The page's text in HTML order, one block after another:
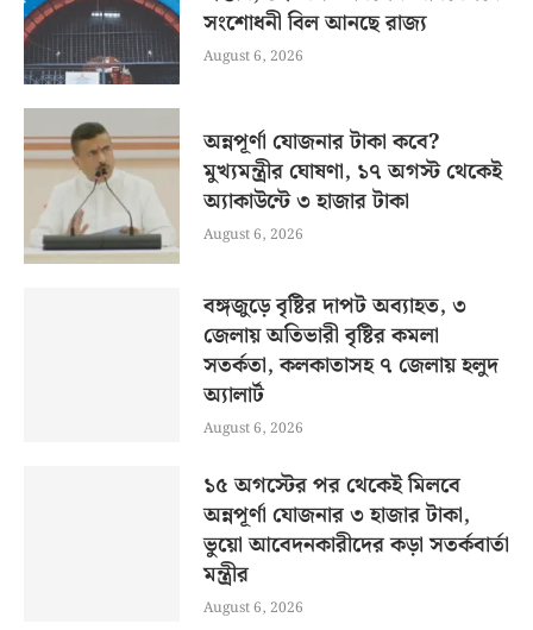
সংশোধনী বিল আনছে রাজ্য
August 6, 2026
অন্নপূর্ণা যোজনার টাকা কবে?
মুখ্যমন্ত্রীর ঘোষণা, ১৭ অগস্ট থেকেই
অ্যাকাউন্টে ৩ হাজার টাকা
August 6, 2026
বঙ্গজুড়ে বৃষ্টির দাপট অব্যাহত, ৩
জেলায় অতিভারী বৃষ্টির কমলা
সতর্কতা, কলকাতাসহ ৭ জেলায় হলুদ
অ্যালার্ট
August 6, 2026
১৫ অগস্টের পর থেকেই মিলবে
অন্নপূর্ণা যোজনার ৩ হাজার টাকা,
ভুয়ো আবেদনকারীদের কড়া সতর্কবার্তা
মন্ত্রীর
August 6, 2026